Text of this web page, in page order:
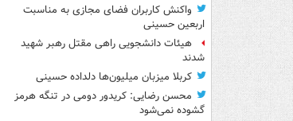
واکنش کاربران فضای مجازی به مناسبت
اربعین حسینی
هیئات دانشجویی راهی مقتل رهبر شهید
شدند
کربلا میزبان میلیون‌ها دلداده حسینی
محسن رضایی: کریدور دومی در تنگه هرمز
گشوده نمی‌شود